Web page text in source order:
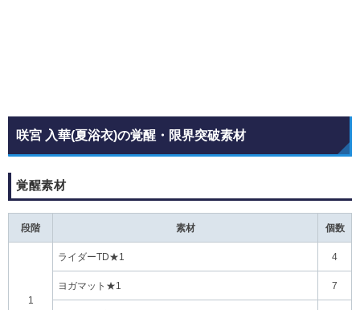
咲宮 入華(夏浴衣)の覚醒・限界突破素材
覚醒素材
段階 素材 個数
1
ライダーTD★1 4
ヨガマット★1 7